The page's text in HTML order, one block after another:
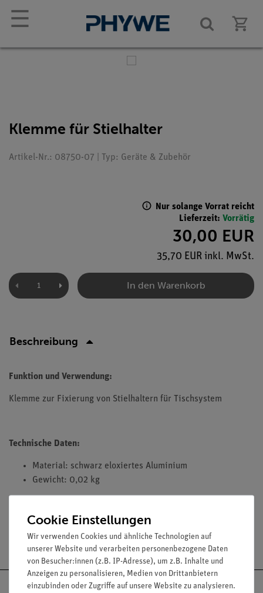
☰
Klemme für Stielhalter
Artikel-Nr.: 08750-07 | Typ: Geräte & Zubehör
Nur solange Vorrat reicht
Lieferzeit: Vorrätig
30,00 EUR
35,70 EUR inkl. MwSt.
In den Warenkorb
Beschreibung
Funktion und Verwendung:
Klemme zur Fixierung von Stielhaltern für Tischsystem
Technische Daten:
Material: schwarz eloxiertes Aluminium
Gewicht: 0,02 kg
Versandkostenfrei ab 300,- €
Cookie Einstellungen
Wir verwenden Cookies und ähnliche Technologien auf
unserer Website und verarbeiten personenbezogene Daten
von Besucher:innen (z.B. IP-Adresse), um z.B. Inhalte und
Anzeigen zu personalisieren, Medien von Drittanbietern
einzubinden oder Zugriffe auf unsere Website zu analysieren.